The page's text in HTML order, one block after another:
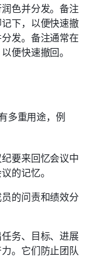
色并分发。备注
下，以便快速撤
发。备注通常在
便快速撤回。
多重用途，例
要来回忆会议中
的记忆。
的问责和绩效分
务、目标、进展
。它们防止团队